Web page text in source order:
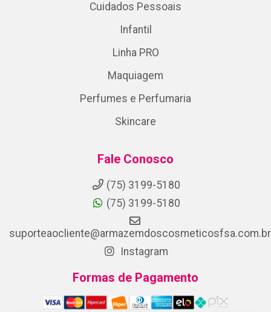
Cuidados Pessoais
Infantil
Linha PRO
Maquiagem
Perfumes e Perfumaria
Skincare
Fale Conosco
(75) 3199-5180
(75) 3199-5180
suporteaocliente@armazemdoscosmeticosfsa.com.br
Instagram
Formas de Pagamento